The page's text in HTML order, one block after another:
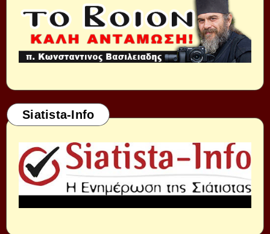
Siatista-Info